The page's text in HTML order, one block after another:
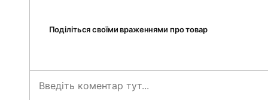
Поділіться своїми враженнями про товар